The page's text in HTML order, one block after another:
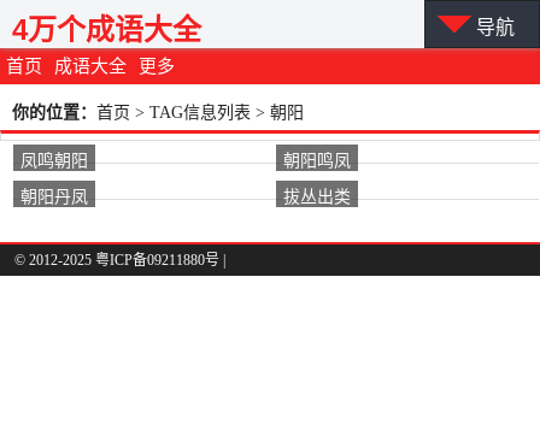
首页 成语大全 更多
4万个成语大全 导航
你的位置： 首页 > TAG信息列表 > 朝阳
凤鸣朝阳
朝阳鸣凤
朝阳丹凤
拔丛出类
© 2012-2025 粤ICP备09211880号 |